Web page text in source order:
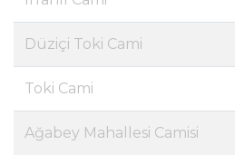
Düziçi Toki Cami
Toki Cami
Ağabey Mahallesi Camisi